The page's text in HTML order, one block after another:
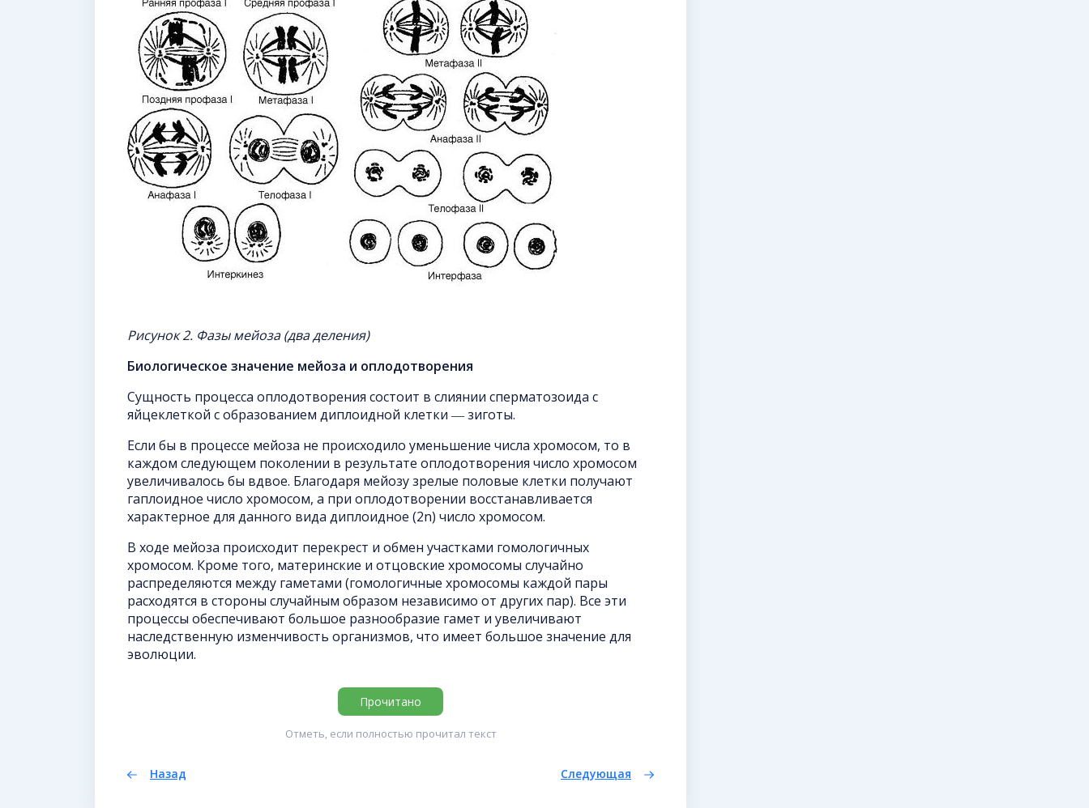
Рисунок 2. Фазы мейоза (два деления)
Биологическое значение мейоза и оплодотворения
Сущность процесса оплодотворения состоит в слиянии сперматозоида с
яйцеклеткой с образованием диплоидной клетки ― зиготы.
Если бы в процессе мейоза не происходило уменьшение числа хромосом, то в
каждом следующем поколении в результате оплодотворения число хромосом
увеличивалось бы вдвое. Благодаря мейозу зрелые половые клетки получают
гаплоидное число хромосом, а при оплодотворении восстанавливается
характерное для данного вида диплоидное (2n) число хромосом.
В ходе мейоза происходит перекрест и обмен участками гомологичных
хромосом. Кроме того, материнские и отцовские хромосомы случайно
распределяются между гаметами (гомологичные хромосомы каждой пары
расходятся в стороны случайным образом независимо от других пар). Все эти
процессы обеспечивают большое разнообразие гамет и увеличивают
наследственную изменчивость организмов, что имеет большое значение для
эволюции.
Прочитано
Отметь, если полностью прочитал текст
Назад Следующая